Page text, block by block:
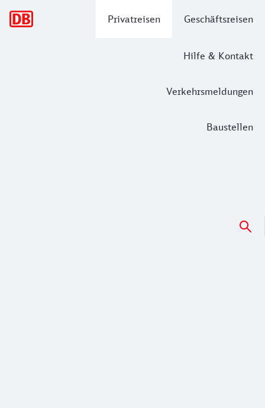
Privatreisen Geschäftsreisen
Hilfe & Kontakt
Verkehrsmeldungen
Baustellen